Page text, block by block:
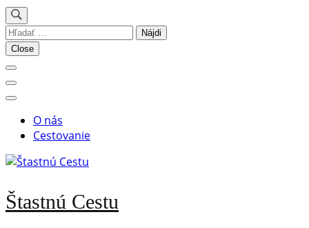
Hľadať:
Close
O nás
Cestovanie
Štastnú Cestu